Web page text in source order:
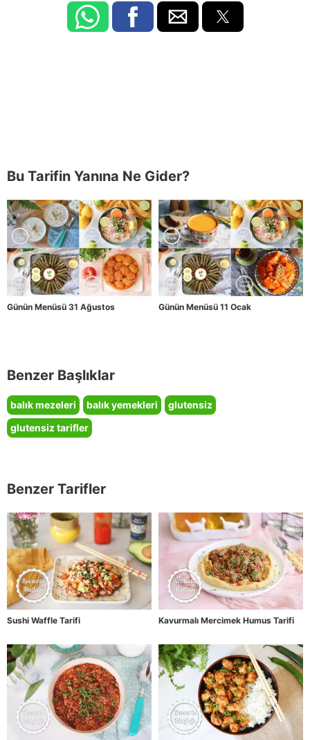
Bu Tarifin Yanına Ne Gider?
Günün Menüsü 31 Ağustos Günün Menüsü 11 Ocak
Benzer Başlıklar
balık mezeleri balık yemekleri
glutensiz
glutensiz tarifler
Benzer Tarifler
Sushi Waffle Tarifi Kavurmalı Mercimek Humus Tarifi